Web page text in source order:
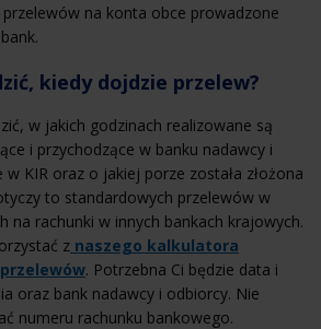
przelewów na konta obce prowadzone
kiedy dojdzie przelew?
w jakich godzinach realizowane są
i przychodzące w banku nadawcy i
w KIR oraz o jakiej porze została złożona
to standardowych przelewów w
na rachunki w innych bankach krajowych.
z naszego kalkulatora
. Potrzebna Ci będzie data i
oraz bank nadawcy i odbiorcy. Nie
numeru rachunku bankowego.